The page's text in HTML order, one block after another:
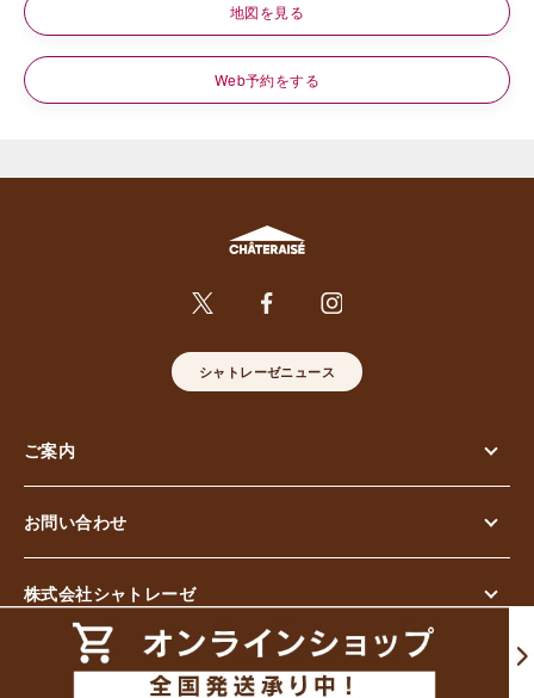
地図を見る
Web予約をする
シャトレーゼニュース
ご案内
お問い合わせ
株式会社シャトレーゼ
© Chateraise Co.,Ltd. All Rights Reserved.